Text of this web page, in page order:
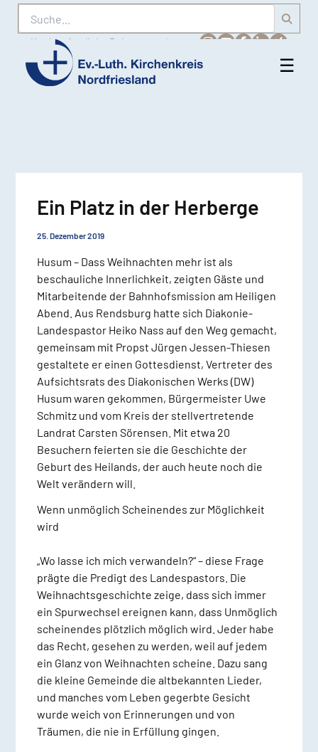
Suche
Karriere Amtliche Bekanntmachungen
Ev.-
☰
Ein Platz in der Herberge
25. Dezember 2019
Husum – Dass Weihnachten mehr ist als
beschauliche Innerlichkeit, zeigten Gäste und
Mitarbeitende der Bahnhofsmission am Heiligen
Abend. Aus Rendsburg hatte sich Diakonie-
Landespastor Heiko Nass auf den Weg gemacht,
gemeinsam mit Propst Jürgen Jessen-Thiesen
gestaltete er einen Gottesdienst, Vertreter des
Aufsichtsrats des Diakonischen Werks (DW)
Husum waren gekommen, Bürgermeister Uwe
Schmitz und vom Kreis der stellvertretende
Landrat Carsten Sörensen. Mit etwa 20
Besuchern feierten sie die Geschichte der
Geburt des Heilands, der auch heute noch die
Welt verändern will.
Wenn unmöglich Scheinendes zur Möglichkeit
wird
„Wo lasse ich mich verwandeln?“ – diese Frage
prägte die Predigt des Landespastors. Die
Weihnachtsgeschichte zeige, dass sich immer
ein Spurwechsel ereignen kann, dass Unmöglich
scheinendes plötzlich möglich wird. Jeder habe
das Recht, gesehen zu werden, weil auf jedem
ein Glanz von Weihnachten scheine. Dazu sang
die kleine Gemeinde die altbekannten Lieder,
und manches vom Leben gegerbte Gesicht
wurde weich von Erinnerungen und von
Träumen, die nie in Erfüllung gingen.